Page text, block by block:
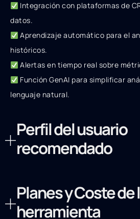
Integración con plataformas de
datos.
Aprendizaje automático para el
históricos.
Alertas en tiempo real sobre
Función GenAI para simplificar
lenguaje natural.
Perfil del usuario
recomendado
Planes y Coste de
herramienta